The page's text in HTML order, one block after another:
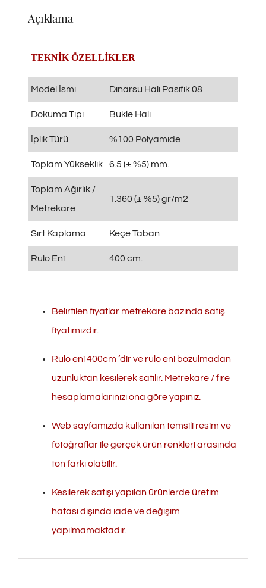
Açıklama
TEKNİK ÖZELLİKLER
Model İsmi Dinarsu Halı Pasifik 08
Dokuma Tipi Bukle Halı
İplik Türü %100 Polyamide
Toplam Yükseklik 6.5 (± %5) mm.
Toplam Ağırlık /
Metrekare
1.360 (± %5) gr/m2
Sırt Kaplama Keçe Taban
Rulo Eni 400 cm.
Belirtilen fiyatlar metrekare bazında satış
fiyatımızdır.
Rulo eni 400cm ‘dir ve rulo eni bozulmadan
uzunluktan kesilerek satılır. Metrekare / fire
hesaplamalarınızı ona göre yapınız.
Web sayfamızda kullanılan temsili resim ve
fotoğraflar ile gerçek ürün renkleri arasında
ton farkı olabilir.
Kesilerek satışı yapılan ürünlerde üretim
hatası dışında iade ve değişim
yapılmamaktadır.